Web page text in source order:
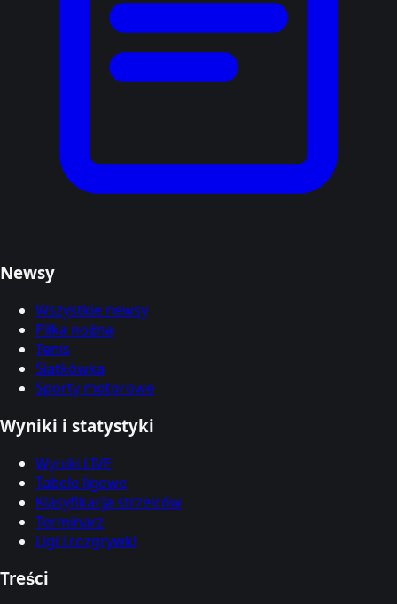
Newsy
Wszystkie newsy
Piłka nożna
Tenis
Siatkówka
Sporty motorowe
Wyniki i statystyki
Wyniki LIVE
Tabele ligowe
Klasyfikacja strzelców
Terminarz
Ligi i rozgrywki
Treści